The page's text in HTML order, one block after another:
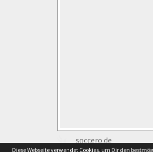
soccero.de
Diese Webseite verwendet Cookies, um Dir den